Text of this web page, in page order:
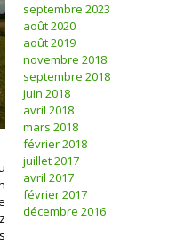
septembre 2023
août 2020
août 2019
novembre 2018
septembre 2018
juin 2018
avril 2018
mars 2018
février 2018
juillet 2017
avril 2017
février 2017
décembre 2016